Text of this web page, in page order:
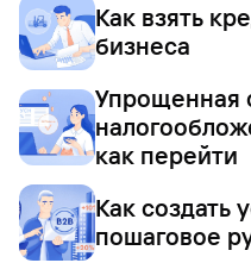
Как взять
бизнеса
Упрощенная
как перейти
Как создать
пошаговое